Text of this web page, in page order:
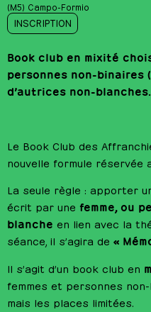
(M5) Campo-Formio
INSCRIPTION
Book club en mixité
personnes non-binaires
d’autrices non-blanches.
Le Book Club des
nouvelle formule réservée
La seule règle : apporter
écrit par une femme, ou
blanche en lien avec la
séance, il s’agira de «
Il s’agit d’un book club en
femmes et personnes
mais les places limitées.